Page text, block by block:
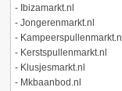
- Ibizamarkt.nl
- Jongerenmarkt.nl
- Kampeerspullenmarkt.nl
- Kerstspullenmarkt.nl
- Klusjesmarkt.nl
- Mkbaanbod.nl